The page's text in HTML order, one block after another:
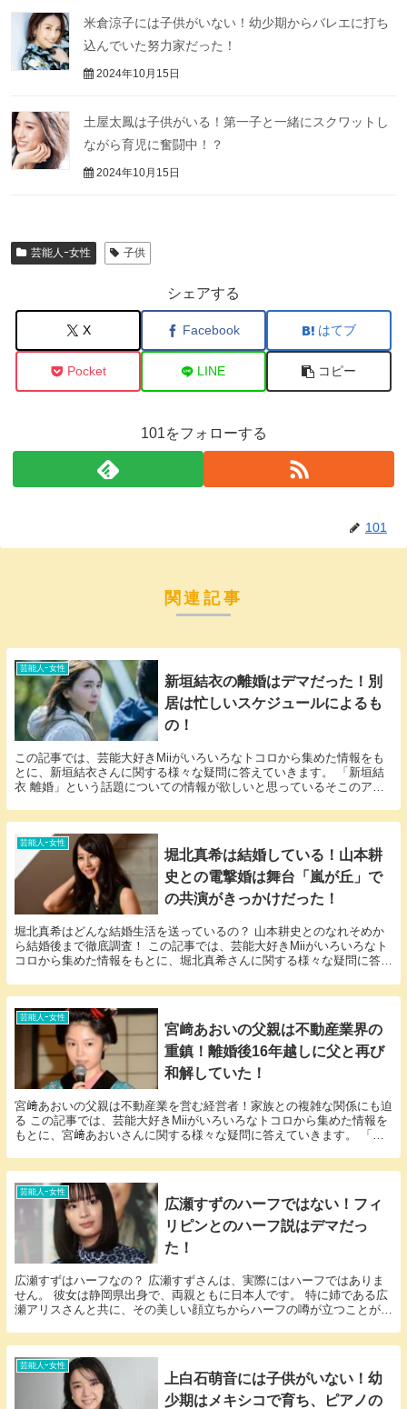
米倉涼子には子供がいない！幼少期からバレエに打ち
込んでいた努力家だった！
2024年10月15日
土屋太鳳は子供がいる！第一子と一緒にスクワットし
ながら育児に奮闘中！？
2024年10月15日
芸能人ｰ女性 子供
シェアする
X Facebook はてブ
Pocket LINE コピー
101をフォローする
101
関連記事
芸能人ｰ女性
新垣結衣の離婚はデマだった！別
居は忙しいスケジュールによるも
の！
この記事では、芸能大好きMiiがいろいろなトコロから集めた情報をも
とに、新垣結衣さんに関する様々な疑問に答えていきます。 「新垣結
衣 離婚」という話題についての情報が欲しいと思っているそこのアナ
芸能人ｰ女性
堀北真希は結婚している！山本耕
史との電撃婚は舞台「嵐が丘」で
の共演がきっかけだった！
堀北真希はどんな結婚生活を送っているの？ 山本耕史とのなれそめか
ら結婚後まで徹底調査！ この記事では、芸能大好きMiiがいろいろなト
コロから集めた情報をもとに、堀北真希さんに関する様々な疑問に答え
芸能人ｰ女性
宮﨑あおいの父親は不動産業界の
重鎮！離婚後16年越しに父と再び
和解していた！
宮﨑あおいの父親は不動産業を営む経営者！家族との複雑な関係にも迫
る この記事では、芸能大好きMiiがいろいろなトコロから集めた情報を
もとに、宮﨑あおいさんに関する様々な疑問に答えていきます。 「宮
芸能人ｰ女性
広瀬すずのハーフではない！フィ
リピンとのハーフ説はデマだっ
た！
広瀬すずはハーフなの？ 広瀬すずさんは、実際にはハーフではありま
せん。 彼女は静岡県出身で、両親ともに日本人です。 特に姉である広
瀬アリスさんと共に、その美しい顔立ちからハーフの噂が立つことが多
芸能人ｰ女性
上白石萌音には子供がいない！幼
少期はメキシコで育ち、ピアノの